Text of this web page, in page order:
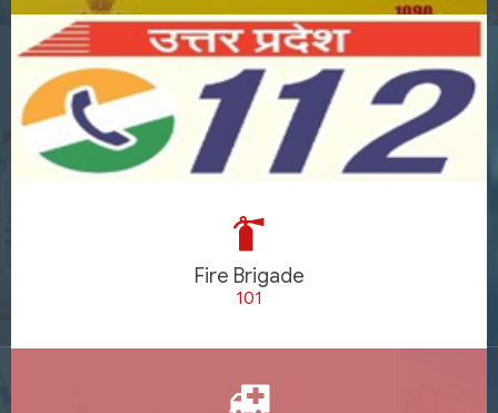
Fire Brigade
101